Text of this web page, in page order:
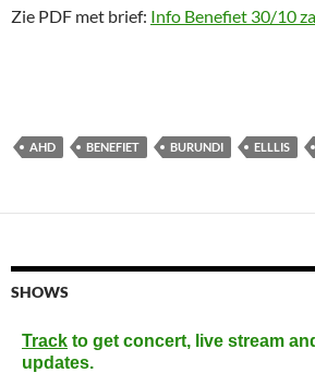
Zie PDF met brief: Info Benefiet 30/10
AHD BENEFIET BURUNDI ELLLIS
SHOWS
Track to get concert, live stream
updates.